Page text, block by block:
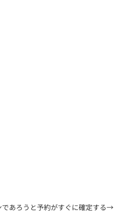
であろうと予約がすぐに確定する→